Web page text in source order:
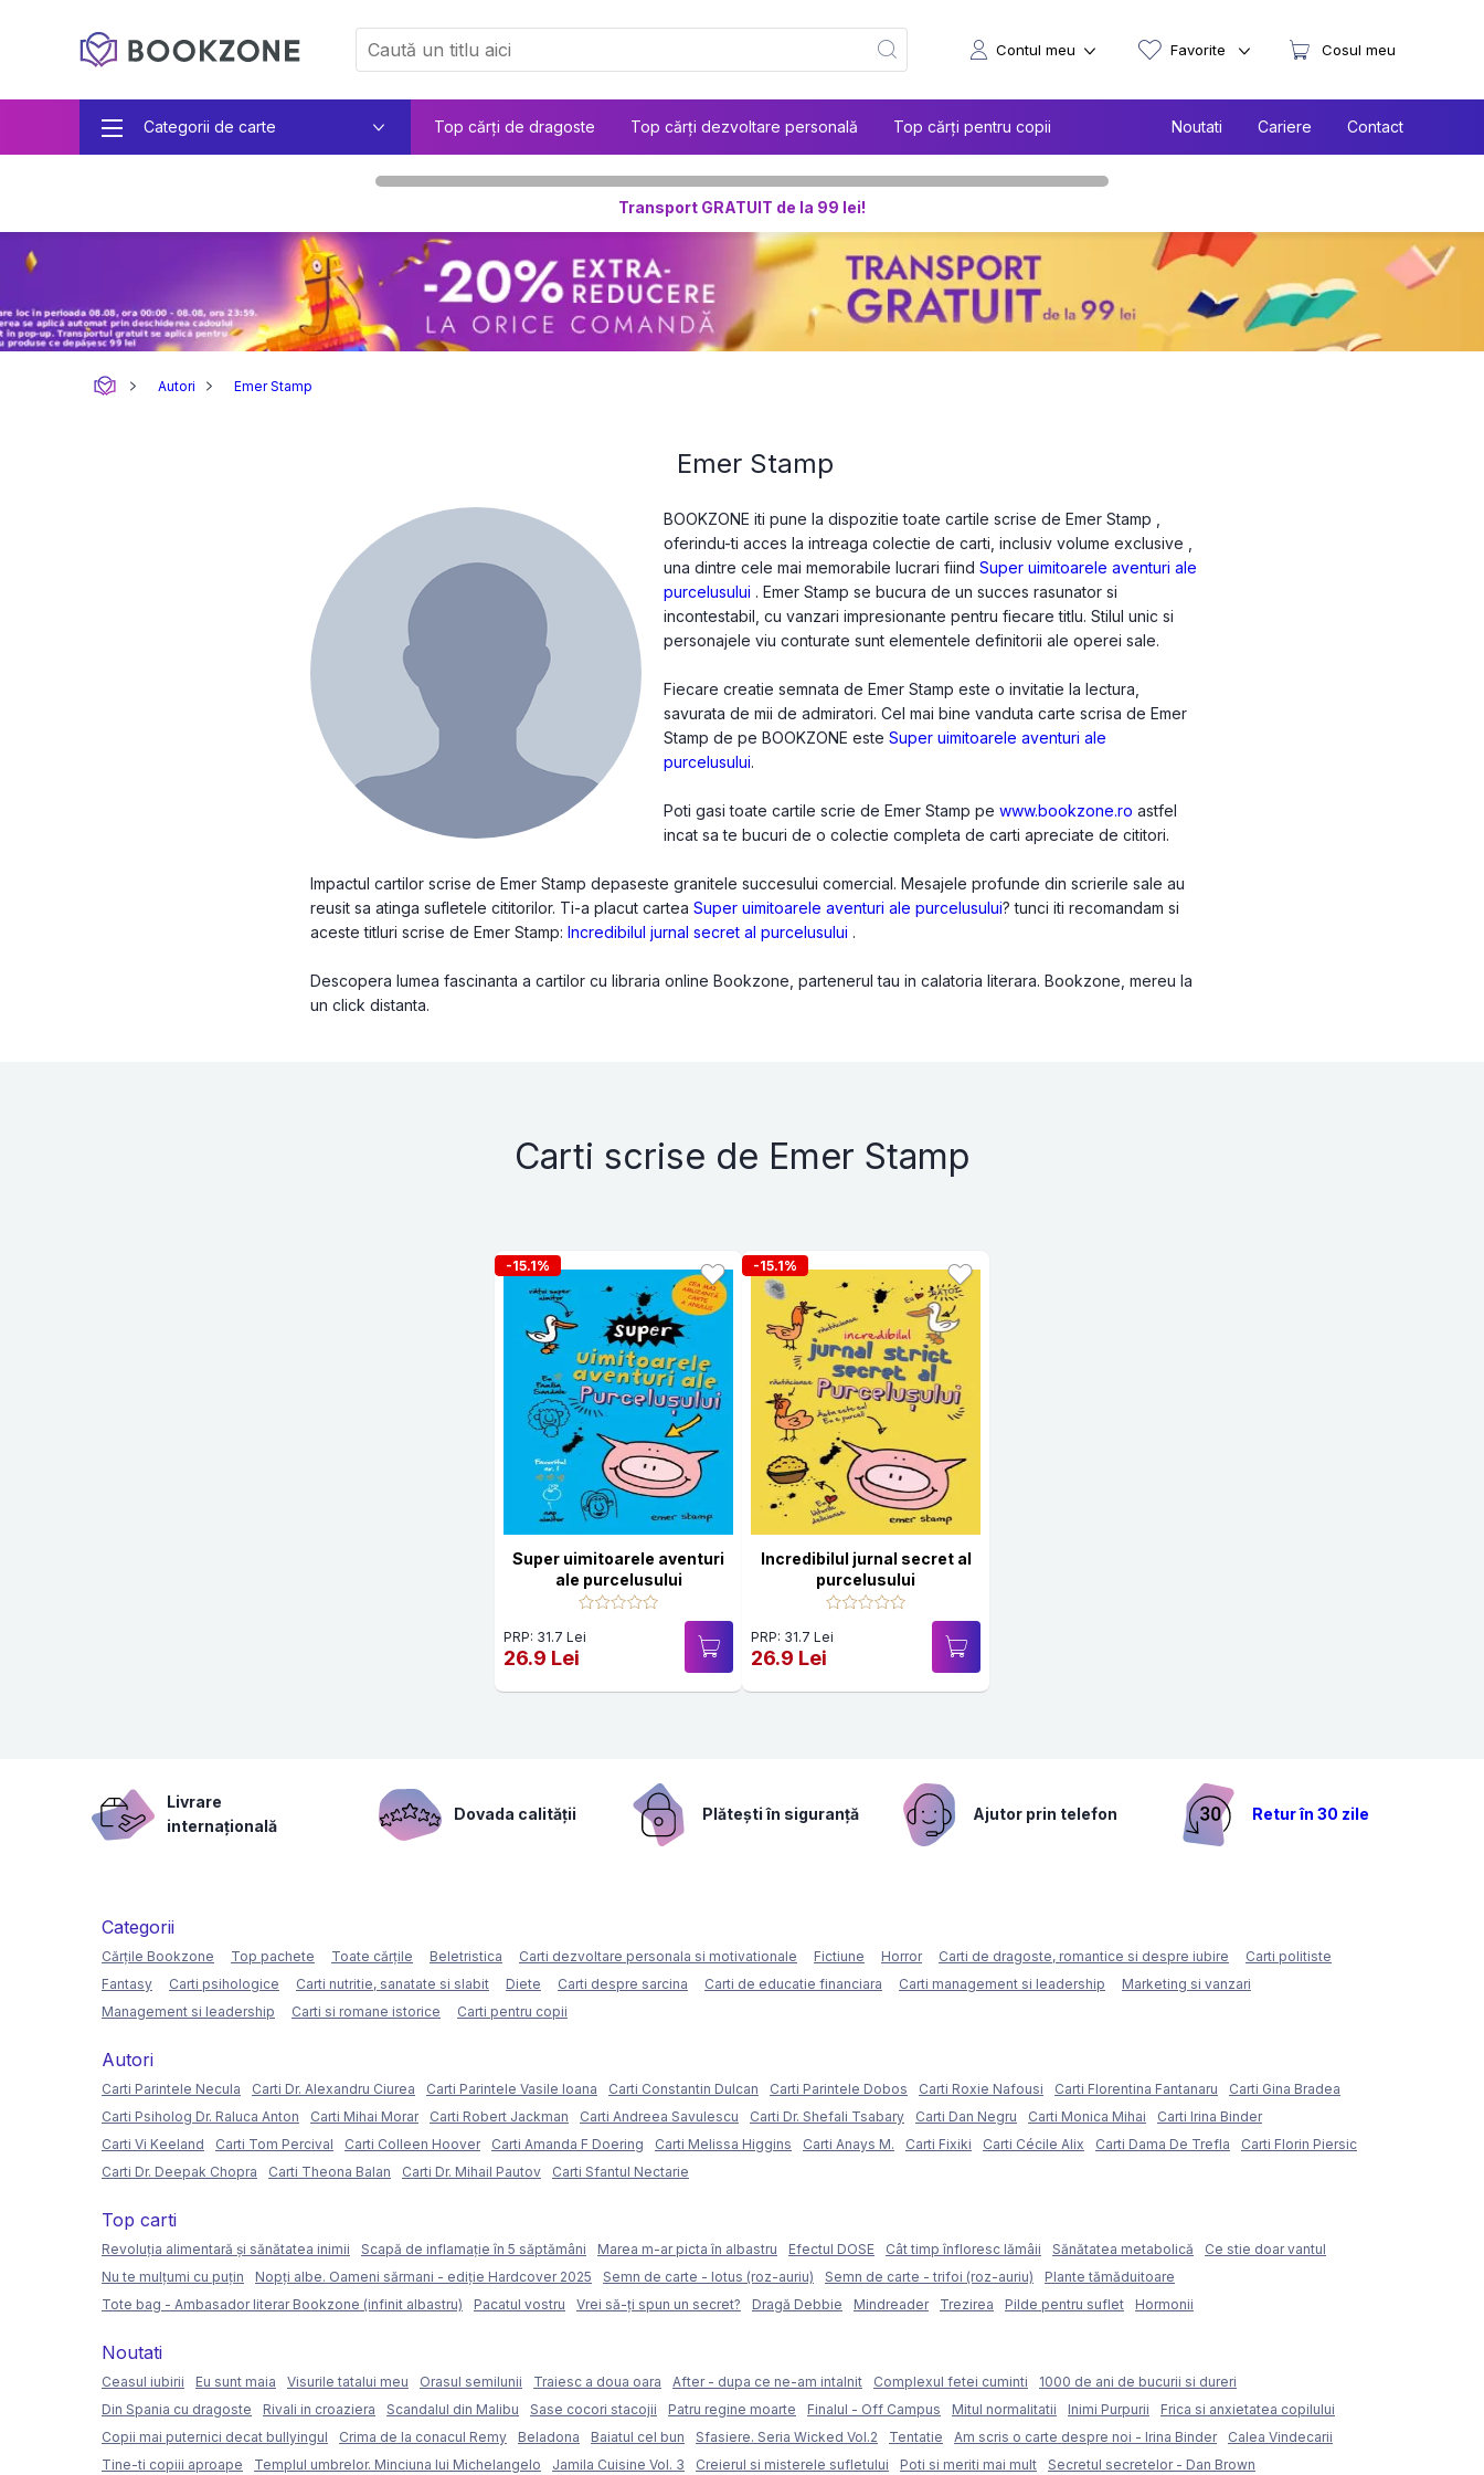
Categorii de carte Top cărți de dragoste Top cărți dezvoltare personală Top cărți pentru copii Noutati Cariere Contact
Contul meu Favorite Cosul meu
Transport GRATUIT de la 99 lei!
Autori Emer Stamp
Emer Stamp
BOOKZONE iti pune la dispozitie toate cartile scrise de Emer Stamp ,
oferindu-ti acces la intreaga colectie de carti, inclusiv volume exclusive ,
una dintre cele mai memorabile lucrari fiindSuper uimitoarele aventuri ale
purcelusului . Emer Stamp se bucura de un succes rasunator si
incontestabil, cu vanzari impresionante pentru fiecare titlu. Stilul unic si
personajele viu conturate sunt elementele definitorii ale operei sale.
Fiecare creatie semnata de Emer Stamp este o invitatie la lectura,
savurata de mii de admiratori. Cel mai bine vanduta carte scrisa de Emer
Stamp de pe BOOKZONE esteSuper uimitoarele aventuri ale
purcelusului.
Poti gasi toate cartile scrie de Emer Stamp pewww.bookzone.ro astfel
incat sa te bucuri de o colectie completa de carti apreciate de cititori.
Impactul cartilor scrise de Emer Stamp depaseste granitele succesului comercial. Mesajele profunde din scrierile sale au
reusit sa atinga sufletele cititorilor. Ti-a placut carteaSuper uimitoarele aventuri ale purcelusului? tunci iti recomandam si
aceste titluri scrise de Emer Stamp:Incredibilul jurnal secret al purcelusului .
Descopera lumea fascinanta a cartilor cu libraria online Bookzone, partenerul tau in calatoria literara. Bookzone, mereu la
un click distanta.
Carti scrise de Emer Stamp
-15.1%
Super uimitoarele aventuri
ale purcelusului
PRP: 31.7 Lei
26.9 Lei
-15.1%
Incredibilul jurnal secret al
purcelusului
PRP: 31.7 Lei
26.9 Lei
Livrare
internațională
Dovada calității Plătești în siguranță Ajutor prin telefon Retur în 30 zile
Categorii
Cărțile Bookzone Top pachete Toate cărțile Beletristica Carti dezvoltare personala si motivationale Fictiune Horror Carti de dragoste, romantice si despre iubire
Carti politiste
Fantasy
Carti psihologice Carti nutritie, sanatate si slabit Diete Carti despre sarcina Carti de educatie financiara Carti management si leadership
Marketing si vanzari
Management si leadership
Carti si romane istorice Carti pentru copii
Autori
Carti Parintele Necula Carti Dr. Alexandru Ciurea Carti Parintele Vasile Ioana Carti Constantin Dulcan Carti Parintele Dobos Carti Roxie Nafousi Carti Florentina Fantanaru
Carti Gina Bradea
Carti Psiholog Dr. Raluca Anton
Carti Mihai Morar Carti Robert Jackman Carti Andreea Savulescu Carti Dr. Shefali Tsabary Carti Dan Negru Carti Monica Mihai
Carti Irina Binder
Carti Vi Keeland
Carti Tom Percival Carti Colleen Hoover Carti Amanda F Doering Carti Melissa Higgins Carti Anays M. Carti Fixiki Carti Cécile Alix Carti Dama De Trefla
Carti Florin Piersic
Carti Dr. Deepak Chopra
Carti Theona Balan Carti Dr. Mihail Pautov Carti Sfantul Nectarie
Top carti
Revoluția alimentară și sănătatea inimii Scapă de inflamație în 5 săptămâni Marea m-ar picta în albastru Efectul DOSE Cât timp înfloresc lămâii Sănătatea metabolică
Ce stie doar vantul
Nu te mulțumi cu puțin
Nopți albe. Oameni sărmani - ediție Hardcover 2025 Semn de carte - lotus (roz-auriu) Semn de carte - trifoi (roz-auriu)
Plante tămăduitoare
Tote bag - Ambasador literar Bookzone (infinit albastru)
Pacatul vostru Vrei să-ți spun un secret? Dragă Debbie Mindreader Trezirea Pilde pentru suflet Hormonii
Noutati
Ceasul iubirii Eu sunt maia Visurile tatalui meu Orasul semilunii Traiesc a doua oara After - dupa ce ne-am intalnit Complexul fetei cuminti
1000 de ani de bucurii si dureri
Din Spania cu dragoste
Rivali in croaziera Scandalul din Malibu Sase cocori stacojii Patru regine moarte Finalul - Off Campus Mitul normalitatii Inimi Purpurii
Frica si anxietatea copilului
Copii mai puternici decat bullyingul
Crima de la conacul Remy Beladona Baiatul cel bun Sfasiere. Seria Wicked Vol.2 Tentatie Am scris o carte despre noi - Irina Binder
Calea Vindecarii
Tine-ti copiii aproape
Templul umbrelor. Minciuna lui Michelangelo Jamila Cuisine Vol. 3 Creierul si misterele sufletului Poti si meriti mai mult Secretul secretelor - Dan Brown